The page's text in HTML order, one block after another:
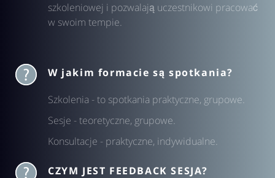
szkoleniowej i pozwalają uczestnikowi pracować
w swoim tempie.
W jakim formacie są spotkania?
Szkolenia - to spotkania praktyczne, grupowe.
Sesje - teoretyczne, grupowe.
Konsultacje - praktyczne, indywidualne.
CZYM JEST FEEDBACK SESJA?